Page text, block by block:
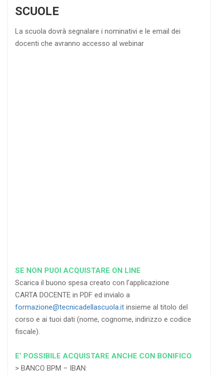
SCUOLE
La scuola dovrà segnalare i nominativi e le email dei
docenti che avranno accesso al webinar
SE NON PUOI ACQUISTARE ON LINE
Scarica il buono spesa creato con l’applicazione
CARTA DOCENTE in PDF ed invialo a
formazione@tecnicadellascuola.it insieme al titolo del
corso e ai tuoi dati (nome, cognome, indirizzo e codice
fiscale).
E’ POSSIBILE ACQUISTARE ANCHE CON BONIFICO
> BANCO BPM – IBAN: